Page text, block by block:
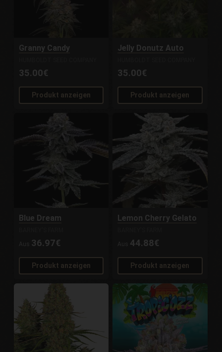
Granny Candy
35.00€
Produkt anzeigen
Jelly Donutz Auto
35.00€
Produkt anzeigen
Blue Dream
Aus 36.97€
Produkt anzeigen
Lemon Cherry Gelato
Aus 44.88€
Produkt anzeigen